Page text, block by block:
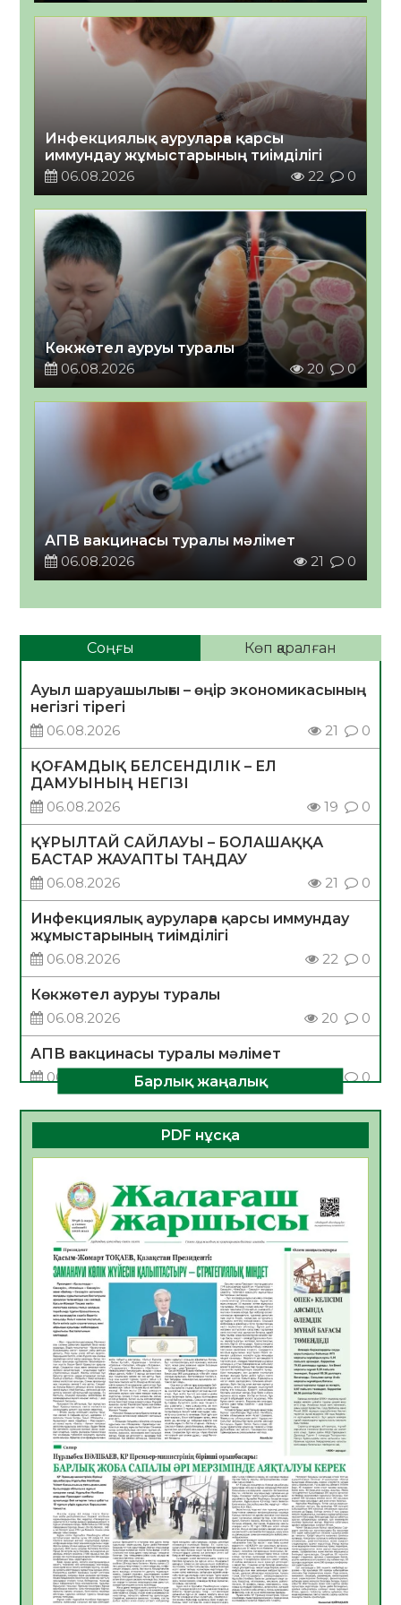
Инфекциялық ауруларға қарсы
иммундау жұмыстарының тиімділігі
06.08.2026
22 0
Көкжөтел ауруы туралы
06.08.2026
20 0
АПВ вакцинасы туралы мәлімет
06.08.2026
21 0
Соңғы Көп қаралған
Ауыл шаруашылығы – өңір экономикасының
негізгі тірегі
06.08.2026
21 0
ҚОҒАМДЫҚ БЕЛСЕНДІЛІК – ЕЛ
ДАМУЫНЫҢ НЕГІЗІ
06.08.2026
19 0
ҚҰРЫЛТАЙ САЙЛАУЫ – БОЛАШАҚҚА
БАСТАР ЖАУАПТЫ ТАҢДАУ
06.08.2026
21 0
Инфекциялық ауруларға қарсы иммундау
жұмыстарының тиімділігі
06.08.2026
22 0
Көкжөтел ауруы туралы
06.08.2026
20 0
АПВ вакцинасы туралы мәлімет
06.08.2026
0
Open Air: Қызылорда облысы полиция
департаменті 20 мыңнан астам
көрерменнің қауіпсіздігін қамтамасыз етті
ҚЫЗЫЛОРДАДА «САНАЛЫ ҰРПАҚ –
ЖАРҚЫН БОЛАШАҚ» АТТЫ КЕҢЕЙТІЛГЕН
МӘЖІЛІС ӨТТІ
05.08.2026
33
Қазақстан Орталық Азиядағы көшуге ең
қолайлы ел атанды
05.08.2026
34
Өрт қауіпсіздігі талаптарын сақтау – әр
азаматтың міндеті
05.08.2026
34
Руслан Рүстемұлы облыс әкімінің
кеңесшісі болып тағайындалды
05.08.2026
32
Цифрландыру саласын дамыту аясында
салынатын жаңа орталықтың жобасы
талқыланды
05.08.2026
31
Барлық жаңалық
PDF нұсқа